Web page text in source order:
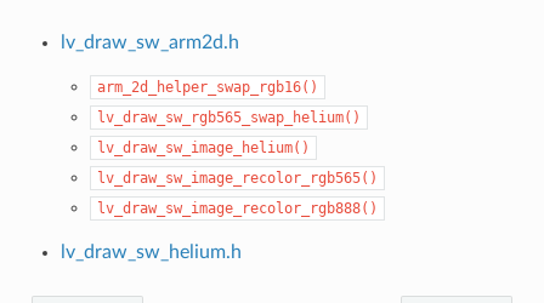
lv_draw_sw_arm2d.h
arm_2d_helper_swap_rgb16()
lv_draw_sw_rgb565_swap_helium()
lv_draw_sw_image_helium()
lv_draw_sw_image_recolor_rgb565()
lv_draw_sw_image_recolor_rgb888()
lv_draw_sw_helium.h